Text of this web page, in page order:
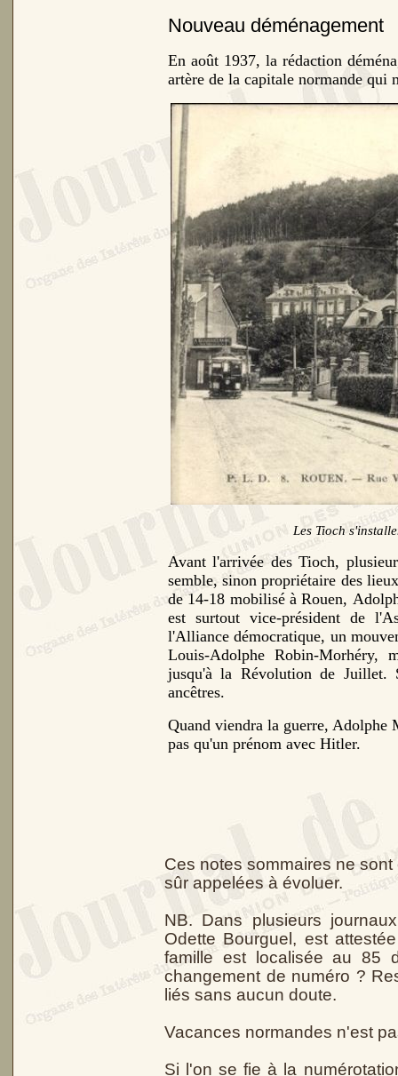
Nouveau déménagement
En août 1937, la rédaction
artère de la capitale normande qui
Les Tioch
Avant l'arrivée des Tioch,
semble, sinon propriétaire des
de 14-18 mobilisé à Rouen,
est surtout vice-président de
l'Alliance démocratique, un
Louis‑Adolphe Robin‑Morhéry,
jusqu'à la Révolution de
ancêtres.
Quand viendra la guerre, Adolphe
pas qu'un prénom avec Hitler.
Ces notes sommaires ne
sûr appelées à évoluer.
NB. Dans plusieurs
Odette Bourguel, est
famille est localisée au 85
changement de numéro ?
liés sans aucun doute.
Vacances normandes n'est
Si l'on se fie à la